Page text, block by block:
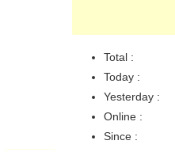
Total :
Today :
Yesterday :
Online :
Since :